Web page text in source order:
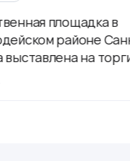
площадка в
районе
на